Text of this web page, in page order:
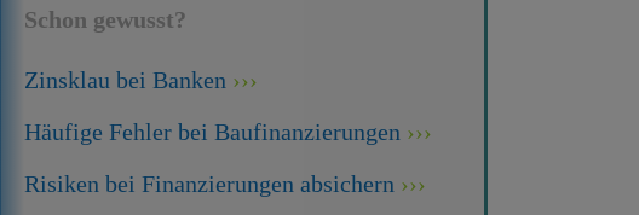
Schon gewusst?
Zinsklau bei Banken
Häufige Fehler bei Baufinanzierungen
Risiken bei Finanzierungen absichern